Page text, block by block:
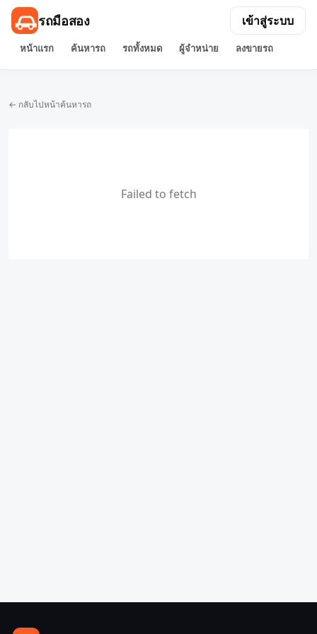
รถมือสอง
หน้าแรก ค้นหารถ รถทั้งหมด ผู้จำหน่าย ลงขายรถ
เข้าสู่ระบบ
← กลับไปหน้าค้นหารถ
Failed to fetch